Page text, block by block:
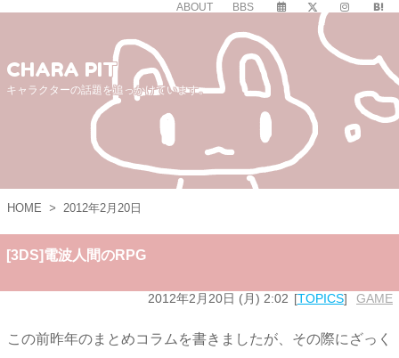
ABOUT BBS
CHARA PIT
キャラクターの話題を追っかけています。
HOME > 2012年2月20日
[3DS]電波人間のRPG
2012年2月20日 (月) 2:02 TOPICS GAME
この前昨年のまとめコラムを書きましたが、その際にざっく